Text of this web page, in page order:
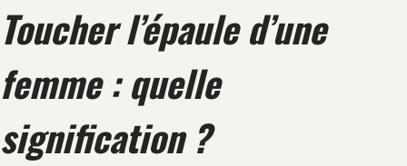
Toucher l’épaule d’une
femme : quelle
signification ?